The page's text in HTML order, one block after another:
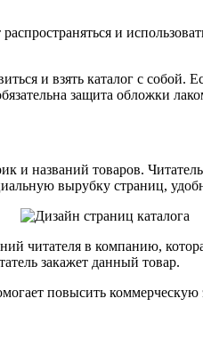
и
и взять каталог с собой.
защита обложки
и названий товаров.
вырубку страниц,
читателя в компанию,
закажет данный товар.
повысить коммерческую